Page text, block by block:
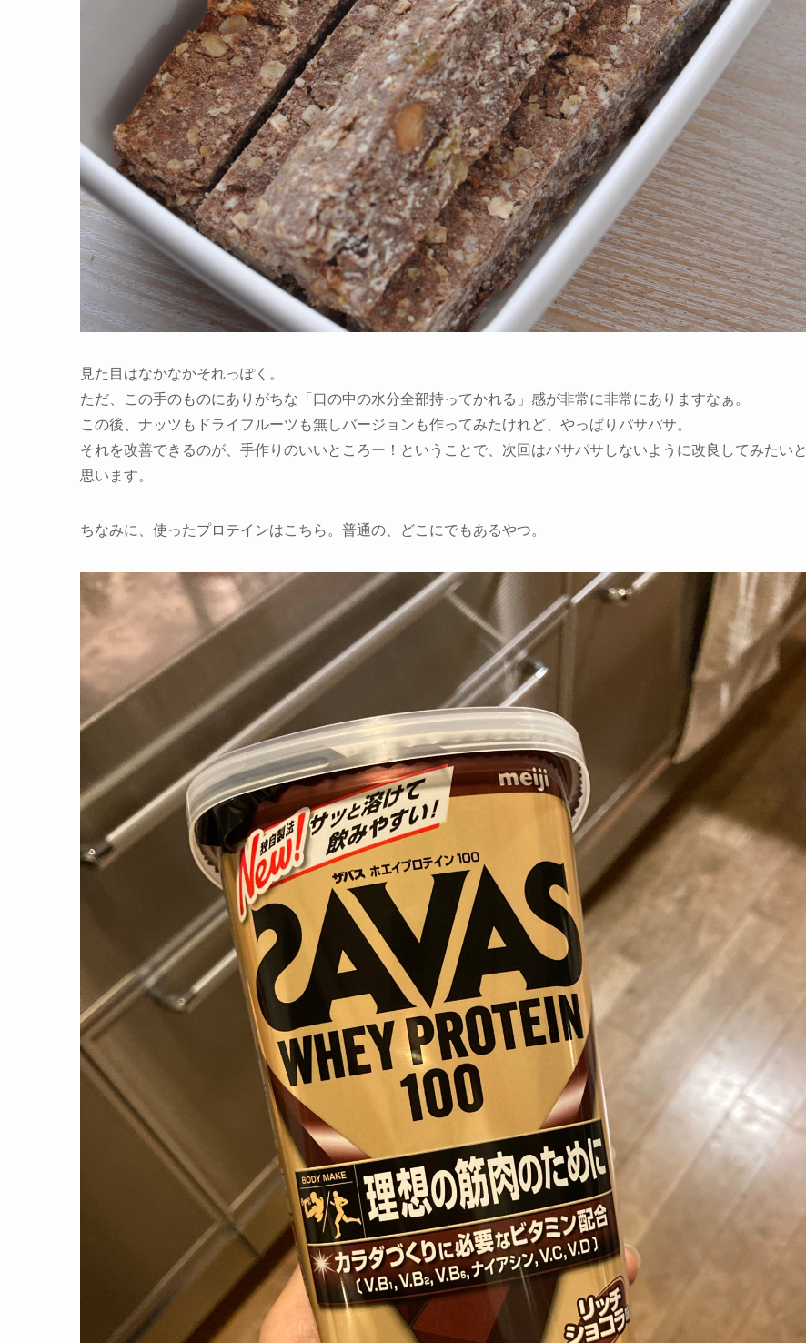
見た目はなかなかそれっぽく。
ただ、この手のものにありがちな「口の中の水分全部持ってかれる」感が非常に非常にありますなぁ。
この後、ナッツもドライフルーツも無しバージョンも作ってみたけれど、やっぱりパサパサ。
それを改善できるのが、手作りのいいところー！ということで、次回はパサパサしないように改良してみたいと
思います。
ちなみに、使ったプロテインはこちら。普通の、どこにでもあるやつ。